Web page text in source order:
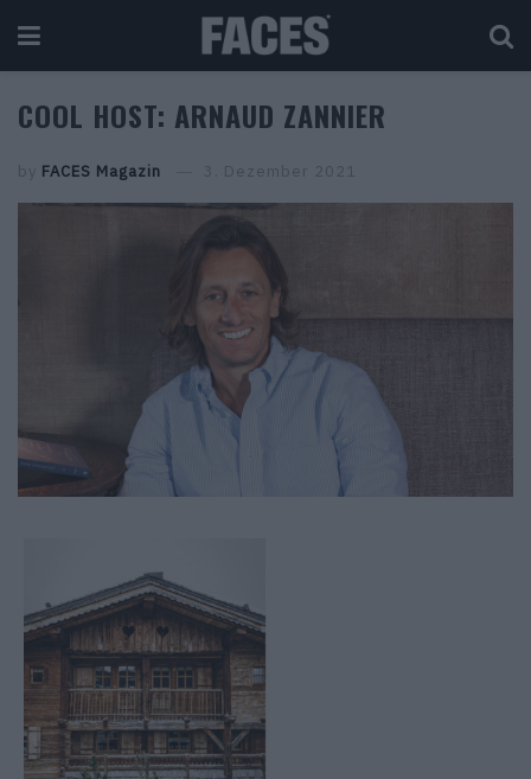
COOL HOST: ARNAUD ZANNIER
by FACES Magazin 3. Dezember 2021